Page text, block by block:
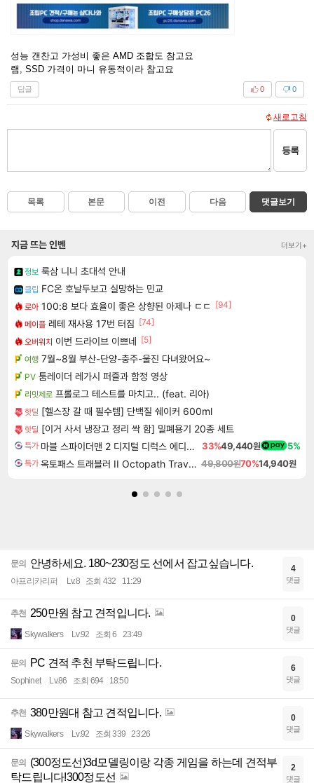
성능 갠찬고 가성비 좋은 AMD 조합도 참고요
램, SSD 가격이 마니 유동적이라 참고요
답글 0
0
새로고침
등록
목록 본문 이전 다음 댓글보기
지금 뜨는 인벤 더보기+
정보 룩삼 니니 초대석 안내
클립 FC온 호날두보고 실망하는 민교
로아 100:8 보다 효율이 좋은 상향된 아제나 ㄷㄷ
[94]
메이플 레테 재사용 17번 터짐 [74]
오버워치 이번 드라이브 이쁘네 [5]
여행 7월~8월 부산-단양-충주-울진 다녀왔어요~
PV 툼레이더 레가시 퍼즐과 함정 영상
리밋제로 프롤로그 테스트를 마치고.. (feat. 리아)
핫딜 [헬스장 갈 때 필수템] 단백질 쉐이커 600ml
핫딜 [이거 사서 냉장고 정리 싹 함] 밀폐용기 20종 세트
특가 마블 스파이더맨 2 디지털 디럭스 에디션 Marvel's Spider-Man 2 Digital Deluxe Edition 33%49,440원 5%
특가 옥토패스 트래블러 II Octopath Traveler II 49,800원70%14,940원
문의 안녕하세요. 180~230정도 선에서 잡고싶습니다.
아프리카리퍼 Lv.8 조회 432 11:29
4
댓글
추천 250만원 참고 견적입니다.
Skywalkers Lv.92 조회 6 23:49
0
댓글
문의 PC 견적 추천 부탁드립니다.
Sophinet Lv.86 조회 694 18:50
6
댓글
추천 380만원대 참고 견적입니다.
Skywalkers Lv.92 조회 339 23:26
0
댓글
문의 (300정도선)3d모델링이랑 각종 게임을 하는데 견적부
탁드립니다!300정도선
2
댓글